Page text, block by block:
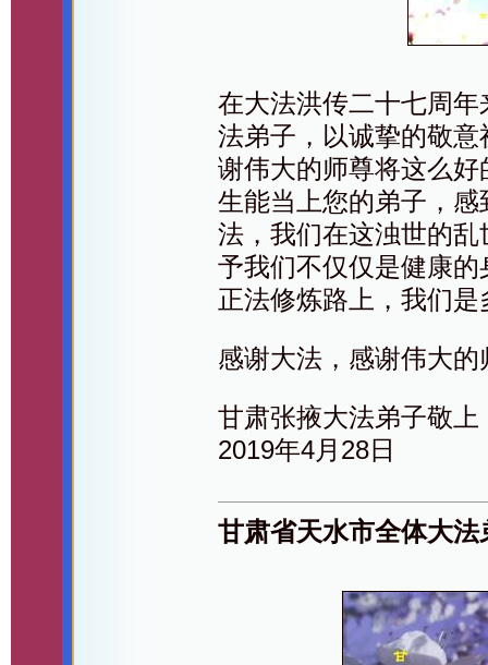
在大法洪传二十七周
法弟子，以诚挚的敬
谢伟大的师尊将这么
生能当上您的弟子，
法，我们在这浊世的
予我们不仅仅是健康
正法修炼路上，我们
感谢大法，感谢伟大
甘肃张掖大法弟子敬上
2019年4月28日
甘肃省天水市全体大